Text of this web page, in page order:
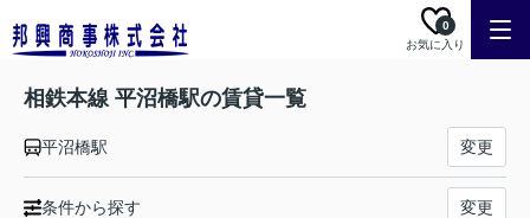
お気に入り
0
相鉄本線 平沼橋駅の賃貸一覧
平沼橋駅 変更
条件から探す 変更